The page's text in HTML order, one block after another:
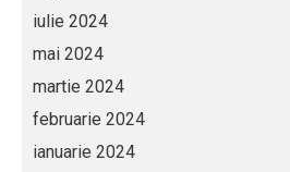
iulie 2024
mai 2024
martie 2024
februarie 2024
ianuarie 2024